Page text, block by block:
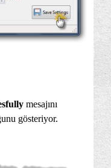
mesajını
gösteriyor.